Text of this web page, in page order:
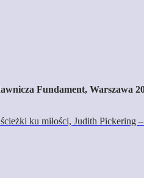
Fundament, Warszawa
ku miłości, Judith Pickering